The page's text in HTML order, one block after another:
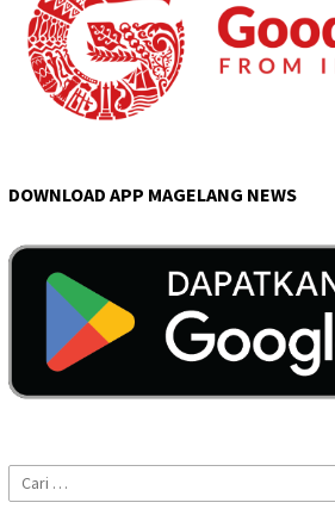
DOWNLOAD APP MAGELANG NEWS
Cari
untuk: